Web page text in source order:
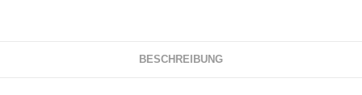
BESCHREIBUNG